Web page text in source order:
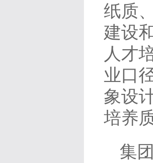
纸质
建设
人才
业口
象设
培养
集